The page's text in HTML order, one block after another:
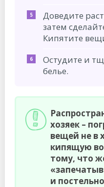
Доведите
затем
Кипятите
Остудите и
белье.
хозяек –
вещей не в
кипящую
тому, что
и